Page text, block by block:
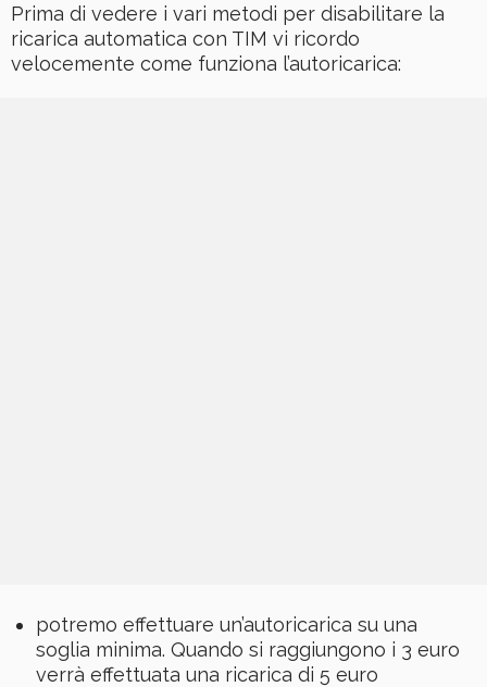
Prima di vedere i vari metodi per disabilitare la
ricarica automatica con TIM vi ricordo
velocemente come funziona l’autoricarica:
potremo effettuare un’autoricarica su una
soglia minima. Quando si raggiungono i 3 euro
verrà effettuata una ricarica di 5 euro